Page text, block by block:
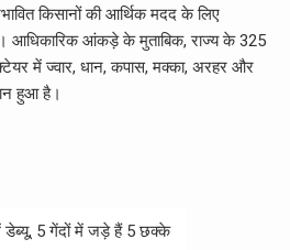
किसानों की आर्थिक मदद के लिए
आधिकारिक आंकड़े के मुताबिक, राज्‍य के 325
में ज्वार, धान, कपास, मक्का, अरहर और
हुआ है।
डेब्यू, 5 गेंदों में जड़े हैं 5 छक्के